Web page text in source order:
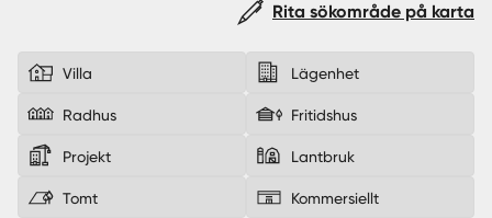
Rita sökområde på karta
Villa Lägenhet
Radhus Fritidshus
Projekt Lantbruk
Tomt Kommersiellt